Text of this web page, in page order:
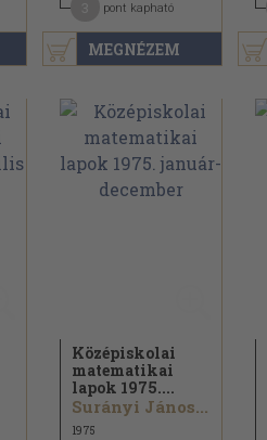
MEGNÉZEM
pont kapható
Középiskolai
matematikai
lapok 1975....
Surányi János...
1975